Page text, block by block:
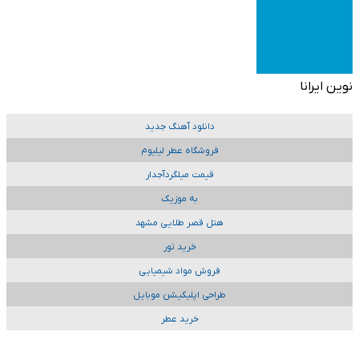
نوین ایرانا
دانلود آهنگ جدید
فروشگاه عطر لیلیوم
قیمت میلگردآجدار
به موزیک
هتل قصر طلایی مشهد
خرید تور
فروش مواد شیمیایی
طراحی اپلیکیشن موبایل
خرید عطر